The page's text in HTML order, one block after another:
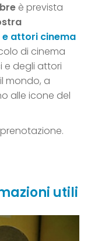
è prevista
e attori cinema
di cinema
e degli attori
mondo, a
alle icone del
utili